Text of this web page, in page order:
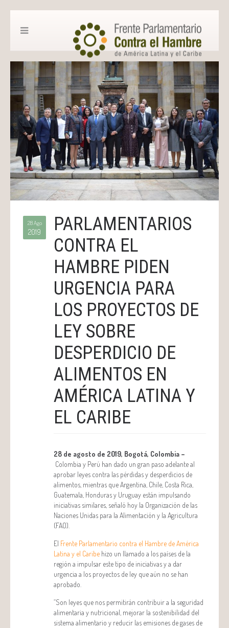
28 Ago
2019
PARLAMENTARIOS
CONTRA EL
HAMBRE PIDEN
URGENCIA PARA
LOS PROYECTOS DE
LEY SOBRE
DESPERDICIO DE
ALIMENTOS EN
AMÉRICA LATINA Y
EL CARIBE
28 de agosto de 2019, Bogotá, Colombia –
Colombia y Perú han dado un gran paso adelante al
aprobar leyes contra las pérdidas y desperdicios de
alimentos, mientras que Argentina, Chile, Costa Rica,
Guatemala, Honduras y Uruguay están impulsando
iniciativas similares, señaló hoy la Organización de las
Naciones Unidas para la Alimentación y la Agricultura
(FAO).
El Frente Parlamentario contra el Hambre de América
Latina y el Caribe hizo un llamado a los países de la
región a impulsar este tipo de iniciativas y a dar
urgencia a los proyectos de ley que aún no se han
aprobado.
“Son leyes que nos permitirán contribuir a la seguridad
alimentaria y nutricional, mejorar la sostenibilidad del
sistema alimentario y reducir las emisiones de gases de